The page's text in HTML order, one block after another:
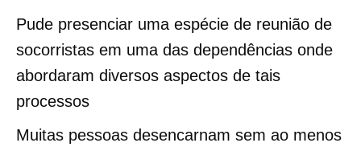
Pude presenciar uma espécie de reunião de
socorristas em uma das dependências onde
abordaram diversos aspectos de tais
processos
Muitas pessoas desencarnam sem ao menos